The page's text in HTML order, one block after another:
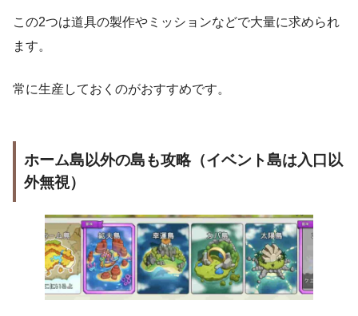
この2つは道具の製作やミッションなどで大量に求められ
ます。
常に生産しておくのがおすすめです。
ホーム島以外の島も攻略（イベント島は入口以
外無視）